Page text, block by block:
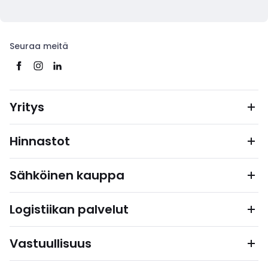
Seuraa meitä
Yritys
Hinnastot
Sähköinen kauppa
Logistiikan palvelut
Vastuullisuus